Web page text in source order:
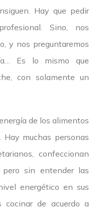
Hay que pedir
Sino, nos
y nos preguntaremos
Es lo mismo que
con solamente un
de los alimentos
muchas personas
confeccionan
pero sin entender las
energético en sus
cocinar de acuerdo a